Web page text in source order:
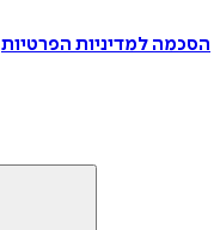
הסכמה למדיניות הפרטיות